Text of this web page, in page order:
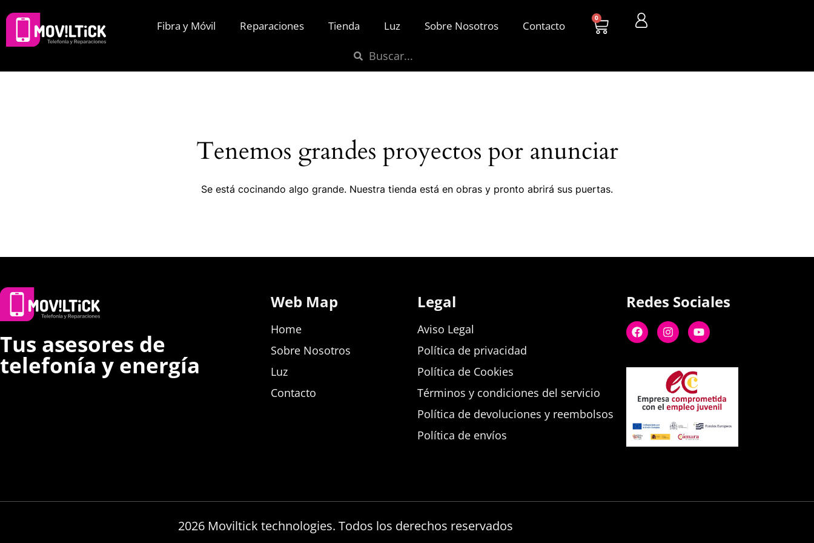
Fibra y Móvil Reparaciones Tienda Luz Sobre Nosotros Contacto
0
Tenemos grandes proyectos por anunciar
Se está cocinando algo grande. Nuestra tienda está en obras y pronto abrirá sus puertas.
Tus asesores de
telefonía y energía
Web Map
Home
Sobre Nosotros
Luz
Contacto
Legal
Aviso Legal
Política de privacidad
Política de Cookies
Términos y condiciones del servicio
Política de devoluciones y reembolsos
Política de envíos
Redes Sociales
2026 Moviltick technologies. Todos los derechos reservados